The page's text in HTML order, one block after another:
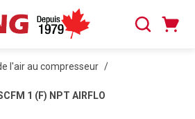
Recherche
l'air au compresseur /
1 (F) NPT AIRFLO